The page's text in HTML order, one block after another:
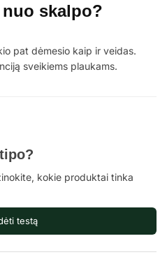
skalpo?
pat dėmesio kaip ir veidas.
sveikiems plaukams.
kokie produktai tinka
testą